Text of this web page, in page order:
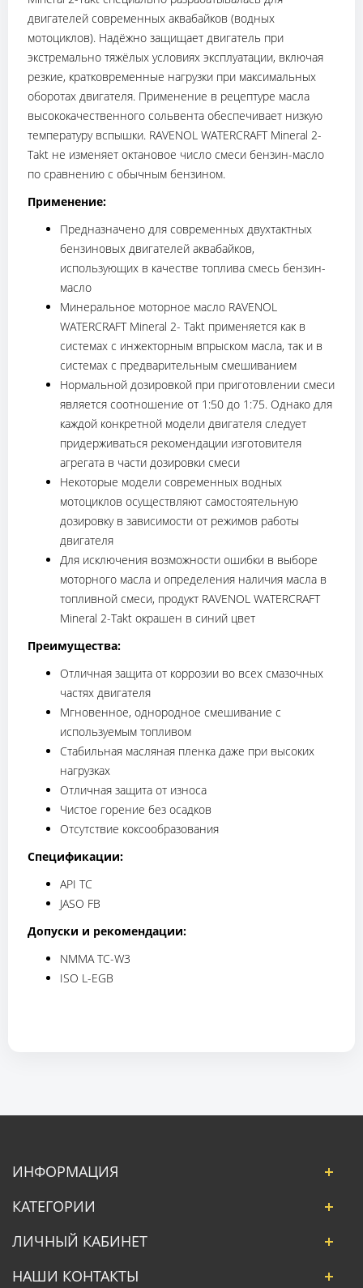
двигателей современных аквабайков (водных
мотоциклов). Надёжно защищает двигатель при
экстремально тяжёлых условиях эксплуатации, включая
резкие, кратковременные нагрузки при максимальных
оборотах двигателя. Применение в рецептуре масла
высококачественного сольвента обеспечивает низкую
температуру вспышки. RAVENOL WATERCRAFT Mineral 2-
Takt не изменяет октановое число смеси бензин-масло
по сравнению с обычным бензином.
Применение:
Предназначено для современных двухтактных
бензиновых двигателей аквабайков,
использующих в качестве топлива смесь бензин-
масло
Минеральное моторное масло RAVENOL
WATERCRAFT Mineral 2- Takt применяется как в
системах с инжекторным впрыском масла, так и в
системах с предварительным смешиванием
Нормальной дозировкой при приготовлении смеси
является соотношение от 1:50 до 1:75. Однако для
каждой конкретной модели двигателя следует
придерживаться рекомендации изготовителя
агрегата в части дозировки смеси
Некоторые модели современных водных
мотоциклов осуществляют самостоятельную
дозировку в зависимости от режимов работы
двигателя
Для исключения возможности ошибки в выборе
моторного масла и определения наличия масла в
топливной смеси, продукт RAVENOL WATERCRAFT
Mineral 2-Takt окрашен в синий цвет
Преимущества:
Отличная защита от коррозии во всех смазочных
частях двигателя
Мгновенное, однородное смешивание с
используемым топливом
Стабильная масляная пленка даже при высоких
нагрузках
Отличная защита от износа
Чистое горение без осадков
Отсутствие коксообразования
Спецификации:
API TC
JASO FB
Допуски и рекомендации:
NMMA TC-W3
ISO L-EGB
ИНФОРМАЦИЯ
КАТЕГОРИИ
ЛИЧНЫЙ КАБИНЕТ
НАШИ КОНТАКТЫ